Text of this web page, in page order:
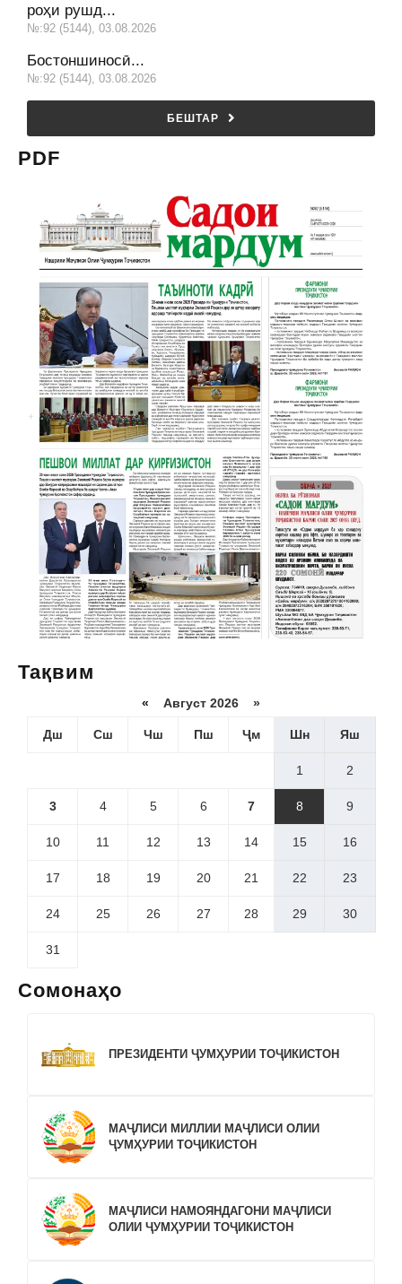
роҳи рушд...
№:92 (5144), 03.08.2026
Бостоншиносӣ...
№:92 (5144), 03.08.2026
БЕШТАР
PDF
Тақвим
« Август 2026 »
Дш Сш Чш Пш Ҷм Шн Яш
1 2
3 4 5 6 7 8 9
10 11 12 13 14 15 16
17 18 19 20 21 22 23
24 25 26 27 28 29 30
31
Сомонаҳо
ПРЕЗИДЕНТИ ҶУМҲУРИИ ТОҶИКИСТОН
МАҶЛИСИ МИЛЛИИ МАҶЛИСИ ОЛИИ
ҶУМҲУРИИ ТОҶИКИСТОН
МАҶЛИСИ НАМОЯНДАГОНИ МАҶЛИСИ
ОЛИИ ҶУМҲУРИИ ТОҶИКИСТОН